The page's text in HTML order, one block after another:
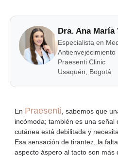
Dra. Ana María
Especialista en
Antienvejecimiento
Praesenti Clinic
Usaquén, Bogotá
En Praesenti , sabemos que
incómoda; también es una
cutánea está debilitada y
Esa sensación de tirantez, la
aspecto áspero al tacto son más